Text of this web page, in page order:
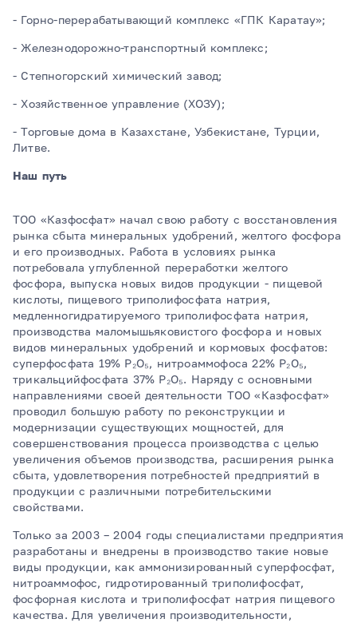
- Горно-перерабатывающий комплекс «ГПК Каратау»;
- Железнодорожно-транспортный комплекс;
- Степногорский химический завод;
- Хозяйственное управление (ХОЗУ);
- Торговые дома в Казахстане, Узбекистане, Турции,
Литве.
Наш путь
ТОО «Казфосфат» начал свою работу с восстановления
рынка сбыта минеральных удобрений, желтого фосфора
и его производных. Работа в условиях рынка
потребовала углубленной переработки желтого
фосфора, выпуска новых видов продукции - пищевой
кислоты, пищевого триполифосфата натрия,
медленногидратируемого триполифосфата натрия,
производства маломышьяковистого фосфора и новых
видов минеральных удобрений и кормовых фосфатов:
суперфосфата 19% Р₂О₅, нитроаммофоса 22% Р₂О₅,
трикальцийфосфата 37% Р₂О₅. Наряду с основными
направлениями своей деятельности ТОО «Казфосфат»
проводил большую работу по реконструкции и
модернизации существующих мощностей, для
совершенствования процесса производства с целью
увеличения объемов производства, расширения рынка
сбыта, удовлетворения потребностей предприятий в
продукции с различными потребительскими
свойствами.
Только за 2003 – 2004 годы специалистами предприятия
разработаны и внедрены в производство такие новые
виды продукции, как аммонизированный суперфосфат,
нитроаммофос, гидротированный триполифосфат,
фосфорная кислота и триполифосфат натрия пищевого
качества. Для увеличения производительности,